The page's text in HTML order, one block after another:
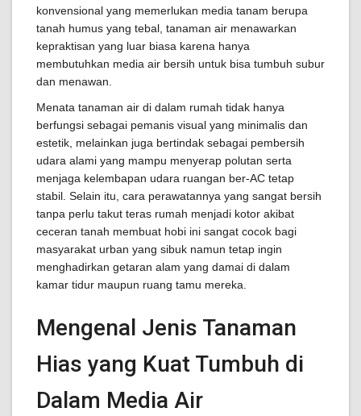
konvensional yang memerlukan media tanam berupa
tanah humus yang tebal, tanaman air menawarkan
kepraktisan yang luar biasa karena hanya
membutuhkan media air bersih untuk bisa tumbuh subur
dan menawan.
Menata tanaman air di dalam rumah tidak hanya
berfungsi sebagai pemanis visual yang minimalis dan
estetik, melainkan juga bertindak sebagai pembersih
udara alami yang mampu menyerap polutan serta
menjaga kelembapan udara ruangan ber-AC tetap
stabil. Selain itu, cara perawatannya yang sangat bersih
tanpa perlu takut teras rumah menjadi kotor akibat
ceceran tanah membuat hobi ini sangat cocok bagi
masyarakat urban yang sibuk namun tetap ingin
menghadirkan getaran alam yang damai di dalam
kamar tidur maupun ruang tamu mereka.
Mengenal Jenis Tanaman
Hias yang Kuat Tumbuh di
Dalam Media Air